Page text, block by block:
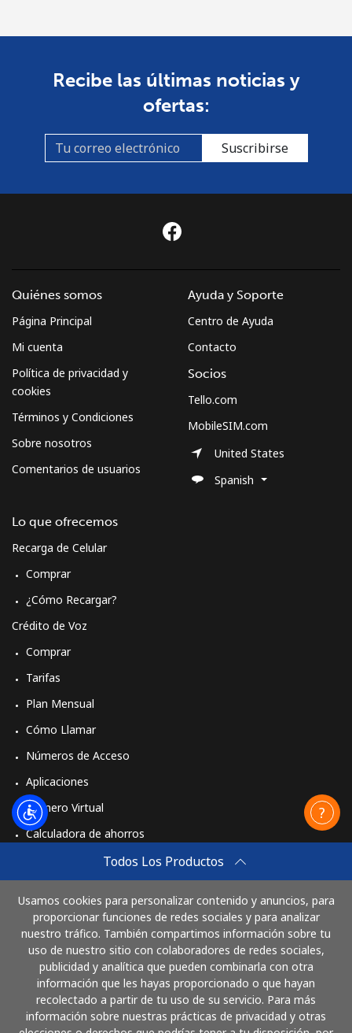
Recibe las últimas noticias y
ofertas:
Suscribirse
Todos Los Productos
Usamos cookies para personalizar contenido y anuncios, para
proporcionar funciones de redes sociales y para analizar
nuestro tráfico. También compartimos información sobre tu
uso de nuestro sitio con colaboradores de redes sociales,
publicidad y analítica que pueden combinarla con otra
información que les hayas proporcionado o que hayan
recolectado a partir de tu uso de su servicio. Para más
información sobre nuestras prácticas de privacidad y otras
Quiénes somos
Página Principal
Mi cuenta
Política de privacidad y
cookies
Términos y Condiciones
Sobre nosotros
Comentarios de usuarios
Lo que ofrecemos
Recarga de Celular
Comprar
¿Cómo Recargar?
Crédito de Voz
Comprar
Tarifas
Plan Mensual
Cómo Llamar
Números de Acceso
Aplicaciones
Número Virtual
Calculadora de ahorros
Cómo funciona
Ayuda y Soporte
Centro de Ayuda
Contacto
Socios
Tello.com
MobileSIM.com
United States
Spanish
Paga con